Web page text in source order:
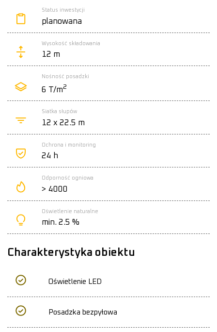
Status inwestycji
planowana
Wysokość składowania
12 m
Nośność posadzki
6 T/m2
Siatka słupów
12 x 22.5 m
Ochrona i monitoring
24 h
Odporność ogniowa
> 4000
Oświetlenie naturalne
min. 2.5 %
Charakterystyka obiektu
Oświetlenie LED
Posadzka bezpyłowa